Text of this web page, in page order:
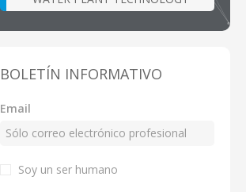
BOLETÍN INFORMATIVO
Email
Soy un ser humano